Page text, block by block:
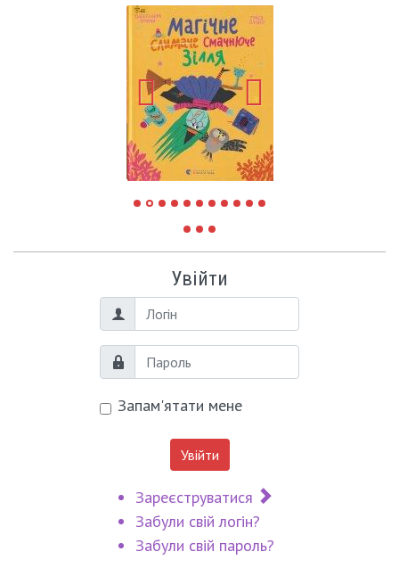
Увійти
Логін
Пароль
Запам'ятати мене
Увійти
Зареєструватися
Забули свій логін?
Забули свій пароль?